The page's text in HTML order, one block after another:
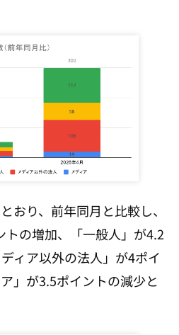
おり、前年同月と比較し、
トの増加、「一般人」が4.2
ィア以外の法人」が4ポイ
」が3.5ポイントの減少と